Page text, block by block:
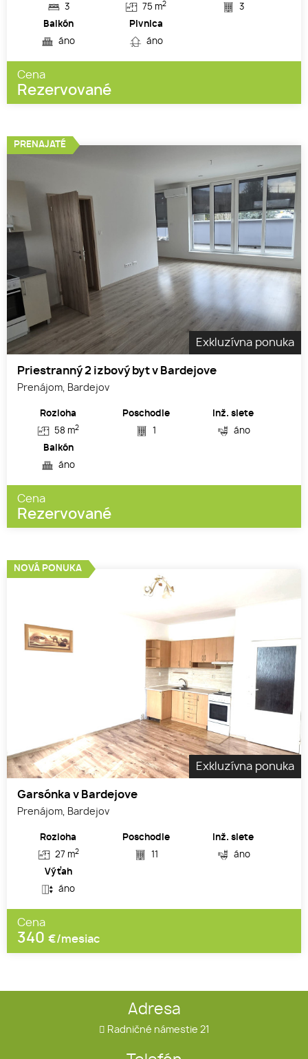
3
75 m2
3
Balkón
áno
Pivnica
áno
Cena
Rezervované
Exkluzívna ponuka
Priestranný 2 izbový byt v Bardejove
Prenájom, Bardejov
Rozloha
58 m2
Poschodie
1
Inž. siete
áno
Balkón
áno
Cena
Rezervované
PRENAJATÉ
Exkluzívna ponuka
Garsónka v Bardejove
Prenájom, Bardejov
Rozloha
27 m2
Poschodie
11
Inž. siete
áno
Výťah
áno
Cena
340 €/mesiac
NOVÁ PONUKA
Adresa
Radničné námestie 21